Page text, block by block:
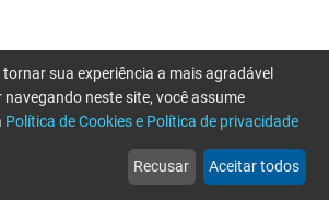
web
Notícias
more_horiz
Mais
sua experiência a mais agradável
navegando neste site, você assume
Política de Cookies e Política de privacidade
Recusar Aceitar todos
por favor tente novamente